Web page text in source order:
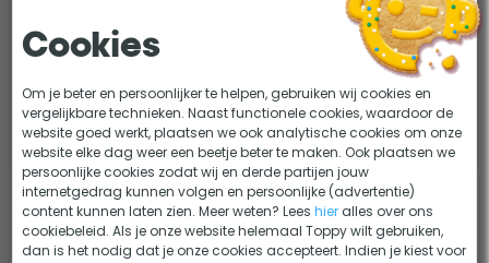
Filter de resultaten
Korf Aquaforte DM-30000 Vario S
0 beoordelingen
Cookies
Om je beter en persoonlijker te helpen, gebruiken wij cookies en
vergelijkbare technieken. Naast functionele cookies, waardoor de
website goed werkt, plaatsen we ook analytische cookies om onze
website elke dag weer een beetje beter te maken. Ook plaatsen we
persoonlijke cookies zodat wij en derde partijen jouw
internetgedrag kunnen volgen en persoonlijke (advertentie)
content kunnen laten zien. Meer weten? Leeshier alles over ons
cookiebeleid. Als je onze website helemaal Toppy wilt gebruiken,
dan is het nodig dat je onze cookies accepteert. Indien je kiest voor